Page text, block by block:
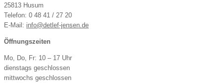
25813 Husum
Telefon: 0 48 41 / 27 20
E-Mail: info@detlef-jensen.de
Öffnungszeiten
Mo, Do, Fr: 10 – 17 Uhr
dienstags geschlossen
mittwochs geschlossen